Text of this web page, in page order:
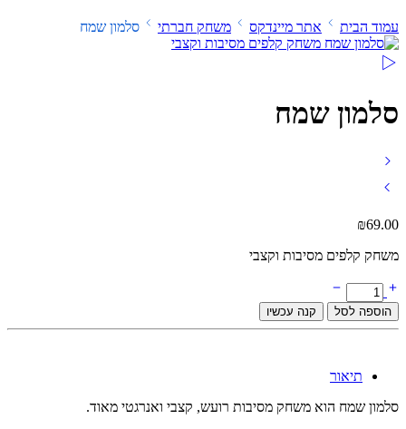
עמוד הבית אתר מיינדקס משחק חברתי סלמון שמח
סלמון שמח
₪69.00
משחק קלפים מסיבות וקצבי
סלמון
שמח
quantity
הוספה לסל קנה עכשיו
תיאור
סלמון שמח הוא משחק מסיבות רועש, קצבי ואנרגטי מאוד.